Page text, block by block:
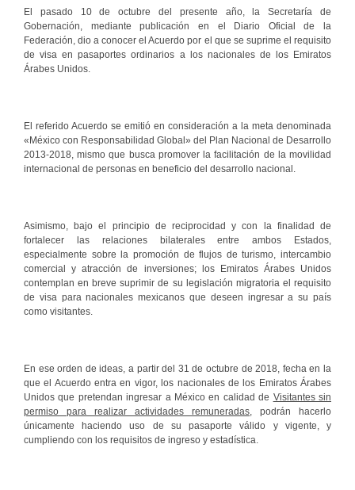
El pasado 10 de octubre del presente año, la Secretaría de
Gobernación, mediante publicación en el Diario Oficial de la
Federación, dio a conocer el Acuerdo por el que se suprime el requisito
de visa en pasaportes ordinarios a los nacionales de los Emiratos
Árabes Unidos.
El referido Acuerdo se emitió en consideración a la meta denominada
«México con Responsabilidad Global» del Plan Nacional de Desarrollo
2013-2018, mismo que busca promover la facilitación de la movilidad
internacional de personas en beneficio del desarrollo nacional.
Asimismo, bajo el principio de reciprocidad y con la finalidad de
fortalecer las relaciones bilaterales entre ambos Estados,
especialmente sobre la promoción de flujos de turismo, intercambio
comercial y atracción de inversiones; los Emiratos Árabes Unidos
contemplan en breve suprimir de su legislación migratoria el requisito
de visa para nacionales mexicanos que deseen ingresar a su país
como visitantes.
En ese orden de ideas, a partir del 31 de octubre de 2018, fecha en la
que el Acuerdo entra en vigor, los nacionales de los Emiratos Árabes
Unidos que pretendan ingresar a México en calidad de Visitantes sin
permiso para realizar actividades remuneradas , podrán hacerlo
únicamente haciendo uso de su pasaporte válido y vigente, y
cumpliendo con los requisitos de ingreso y estadística.